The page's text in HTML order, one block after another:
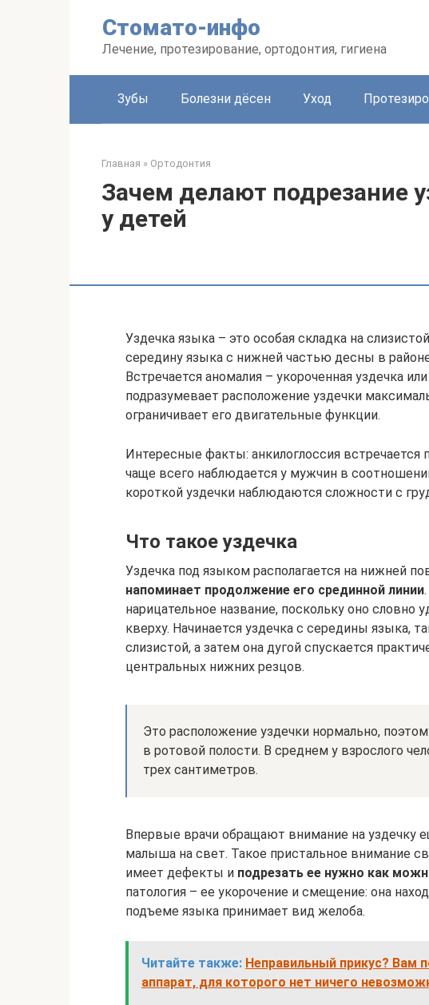
Стомато-инфо
Лечение, протезирование, ортодонтия, гигиена
Зубы Болезни дёсен Уход
Главная » Ортодонтия
Зачем делают подрезание
у детей
Уздечка языка – это особая складка на
середину языка с нижней частью десны в
Встречается аномалия – укороченная уздечка
подразумевает расположение уздечки
ограничивает его двигательные функции.
Интересные факты: анкилоглоссия встречается
чаще всего наблюдается у мужчин в
короткой уздечки наблюдаются сложности с
Что такое уздечка
Уздечка под языком располагается на нижней
напоминает продолжение его срединной линии
нарицательное название, поскольку оно словно
кверху. Начинается уздечка с середины языка,
слизистой, а затем она дугой спускается
центральных нижних резцов.
Это расположение уздечки нормально,
в ротовой полости. В среднем у взрослого
трех сантиметров.
Впервые врачи обращают внимание на уздечку
малыша на свет. Такое пристальное внимание
имеет дефекты и подрезать ее нужно как
патология – ее укорочение и смещение: она
подъеме языка принимает вид желоба.
Читайте также: Неправильный прикус? Вам
аппарат, для которого нет ничего